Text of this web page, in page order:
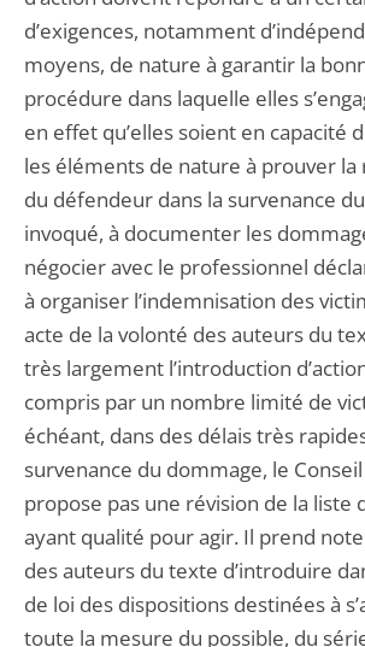
d’exigences, notamment
moyens, de nature à garantir la
procédure dans laquelle elles
en effet qu’elles soient en capacité
les éléments de nature à prouver la
du défendeur dans la survenance
invoqué, à documenter les
négocier avec le professionnel
à organiser l’indemnisation des
acte de la volonté des auteurs du
très largement l’introduction
compris par un nombre limité de
échéant, dans des délais très
survenance du dommage, le Conseil
propose pas une révision de la liste
ayant qualité pour agir. Il prend
des auteurs du texte d’introduire
de loi des dispositions destinées à
toute la mesure du possible, du